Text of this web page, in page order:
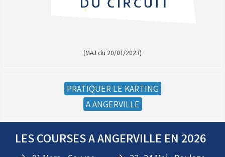
(MAJ du 20/01/2023)
A ANGERVILLE